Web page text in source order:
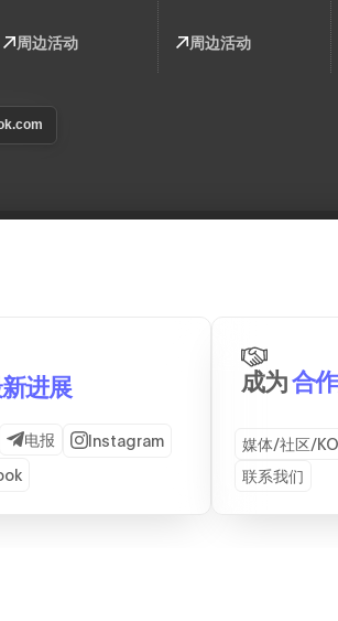
进展
电报
Instagram
成为合
媒体/社区/
联系我们
周边活动 周边活动